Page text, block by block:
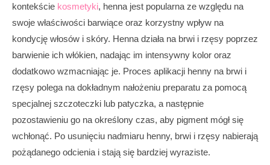
kontekście kosmetyki, henna jest popularna ze względu na
swoje właściwości barwiące oraz korzystny wpływ na
kondycję włosów i skóry. Henna działa na brwi i rzęsy poprzez
barwienie ich włókien, nadając im intensywny kolor oraz
dodatkowo wzmacniając je. Proces aplikacji henny na brwi i
rzęsy polega na dokładnym nałożeniu preparatu za pomocą
specjalnej szczoteczki lub patyczka, a następnie
pozostawieniu go na określony czas, aby pigment mógł się
wchłonąć. Po usunięciu nadmiaru henny, brwi i rzęsy nabierają
pożądanego odcienia i stają się bardziej wyraziste.